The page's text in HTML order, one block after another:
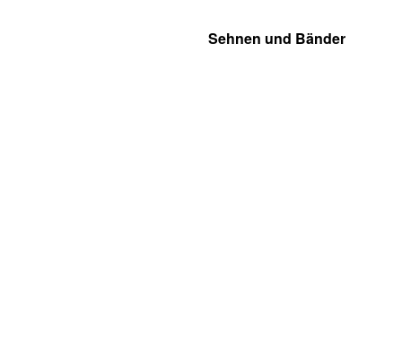
Sehnen und Bänder